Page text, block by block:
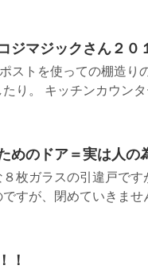
ジマジックさん２０
ストを使っての棚造り
り。 キッチンカウン
めのドア＝実は人の
枚ガラスの引違戸で
ですが、閉めていきま
！